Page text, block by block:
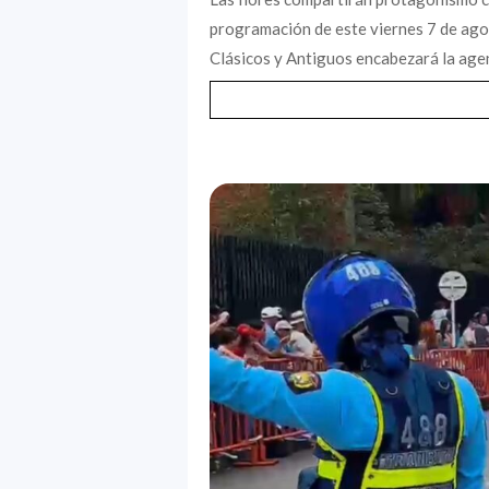
programación de este viernes 7 de
Clásicos y Antiguos encabezará la